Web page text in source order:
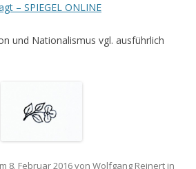
– SPIEGEL ONLINE
und Nationalismus vgl. ausführlich
8. Februar 2016von Wolfgang Reinert in